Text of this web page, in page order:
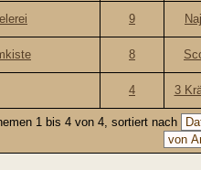
9
8
4 3
1 bis 4 von 4, sortiert nach